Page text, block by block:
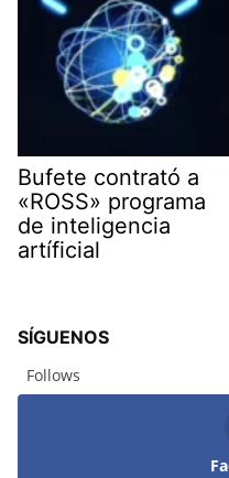
Bufete contrató a
«ROSS» programa
de inteligencia
artíficial
SÍGUENOS
Follows